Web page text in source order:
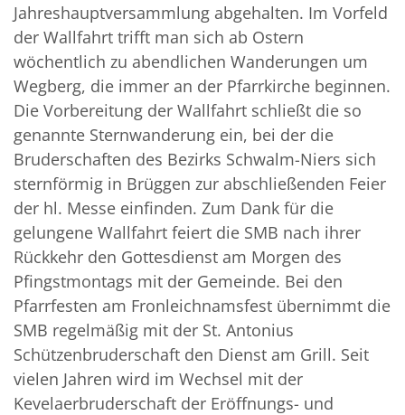
Jahreshauptversammlung abgehalten. Im Vorfeld
der Wallfahrt trifft man sich ab Ostern
wöchentlich zu abendlichen Wanderungen um
Wegberg, die immer an der Pfarrkirche beginnen.
Die Vorbereitung der Wallfahrt schließt die so
genannte Sternwanderung ein, bei der die
Bruderschaften des Bezirks Schwalm-Niers sich
sternförmig in Brüggen zur abschließenden Feier
der hl. Messe einfinden. Zum Dank für die
gelungene Wallfahrt feiert die SMB nach ihrer
Rückkehr den Gottesdienst am Morgen des
Pfingstmontags mit der Gemeinde. Bei den
Pfarrfesten am Fronleichnamsfest übernimmt die
SMB regelmäßig mit der St. Antonius
Schützenbruderschaft den Dienst am Grill. Seit
vielen Jahren wird im Wechsel mit der
Kevelaerbruderschaft der Eröffnungs- und